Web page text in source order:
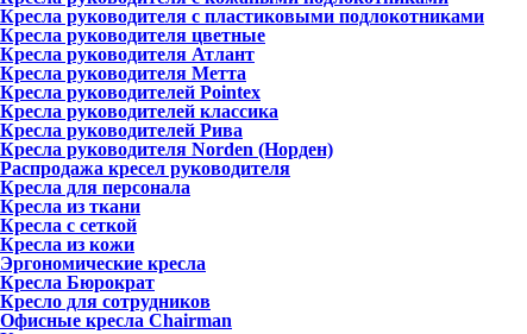
Кресла руководителя с пластиковыми подлокотниками
Кресла руководителя цветные
Кресла руководителя Атлант
Кресла рyководителя Метта
Кресла руководителей Pointex
Кресла руководителей классика
Кресла руководителей Рива
Кресла руководителя Norden (Норден)
Распродажа кресел руководителя
Кресла для персонала
Кресла из ткани
Кресла с сеткой
Кресла из кожи
Эргономические кресла
Кресла Бюрократ
Кресло для сотрудников
Офисные кресла Chairman